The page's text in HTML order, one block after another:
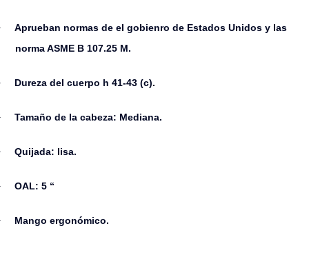
Aprueban normas de el gobienro de Estados Unidos y las
norma ASME B 107.25 M.
Dureza del cuerpo h 41-43 (c).
Tamaño de la cabeza: Mediana.
Quijada: lisa.
OAL: 5 “
Mango ergonómico.